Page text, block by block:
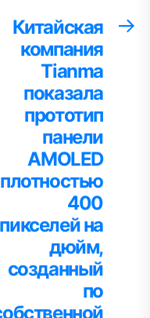
Китайская
компания
Tianma
показала
прототип
панели
AMOLED
плотностью
400
пикселей на
дюйм,
созданный
по